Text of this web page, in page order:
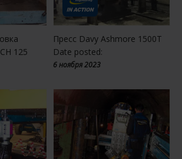
125
Пресс Davy Ashmore 1500T
Date posted:
6 ноября 2023